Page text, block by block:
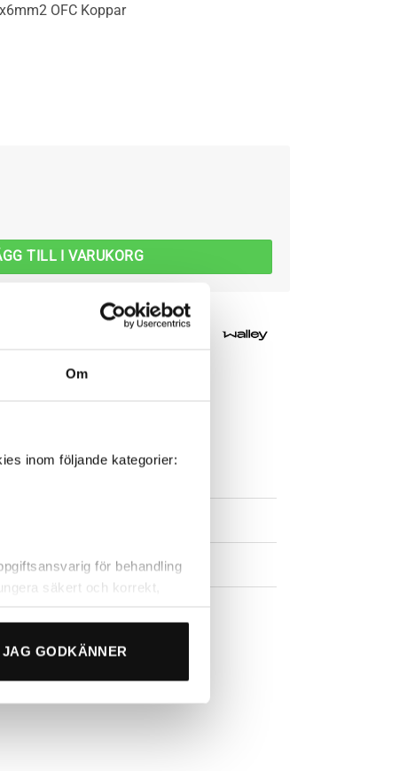
Om
inom följande kategorier:
för behandling
säkert och korrekt,
JAG GODKÄNNER
OFC Koppar
- 2x6mm² mängd
TILL I VARUKORG